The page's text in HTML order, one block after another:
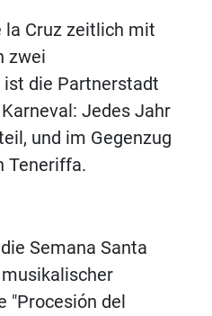
la Cruz zeitlich mit
zwei
ist die Partnerstadt
Jedes Jahr
und im Gegenzug
Teneriffa.
Semana Santa
"Procesión del